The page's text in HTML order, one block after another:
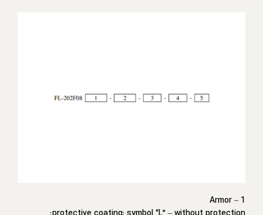
1 –
Armor